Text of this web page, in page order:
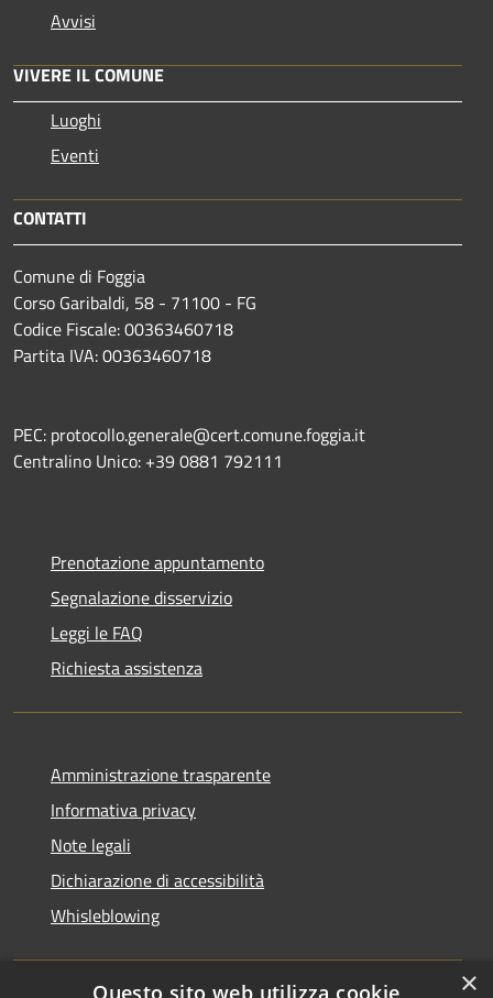
Avvisi
VIVERE IL COMUNE
Luoghi
Eventi
CONTATTI
Comune di Foggia
Corso Garibaldi, 58 - 71100 - FG
Codice Fiscale: 00363460718
Partita IVA: 00363460718
PEC: protocollo.generale@cert.comune.foggia.it
Centralino Unico: +39 0881 792111
Prenotazione appuntamento
Segnalazione disservizio
Leggi le FAQ
Richiesta assistenza
Amministrazione trasparente
Informativa privacy
Note legali
Dichiarazione di accessibilità
Whisleblowing
×
Questo sito web utilizza cookie